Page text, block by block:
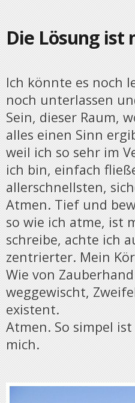
Die Lösung ist
Ich könnte es noch
noch unterlassen
Sein, dieser Raum,
alles einen Sinn
weil ich so sehr im
ich bin, einfach
allerschnellsten,
Atmen. Tief und
so wie ich atme, ist
schreibe, achte ich
zentrierter. Mein
Wie von
weggewischt,
existent.
Atmen. So simpel
mich.